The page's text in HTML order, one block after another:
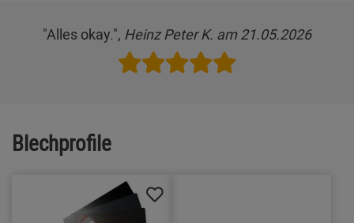
"Alles okay.", Heinz Peter K. am 21.05.2026
Blechprofile